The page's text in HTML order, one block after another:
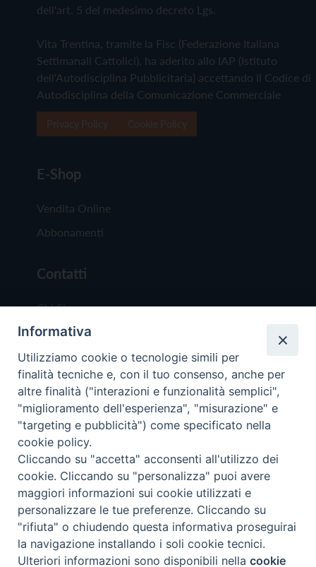
dell'art. 5 del medesimo decreto Lgs.
Vita Trentina, tramite la Fisc (Federazione Italiana
Settimanali Cattolici), ha aderito allo IAP (Istituto
dell'Autodisciplina Pubblicitaria) accettando il Codice di
Autodisciplina della Comunicazione Commerciale
E-Shop
Vendita Online
Abbonamenti
Contatti
Chi Siamo
Redazione
Scrivici
Copyright © 2019 - Tutti i diritti riservati - Vita
Trentina Editrice
Privacy Policy
Torna
Preferenze Cookie
Informativa
Utilizziamo cookie o tecnologie simili per
finalità tecniche e, con il tuo consenso, anche per
altre finalità ("interazioni e funzionalità semplici",
"miglioramento dell'esperienza", "misurazione" e
"targeting e pubblicità") come specificato nella
cookie policy.
Cliccando su "accetta" acconsenti all'utilizzo dei
cookie. Cliccando su "personalizza" puoi avere
maggiori informazioni sui cookie utilizzati e
personalizzare le tue preferenze. Cliccando su
"rifiuta" o chiudendo questa informativa proseguirai
la navigazione installando i soli cookie tecnici.
Ulteriori informazioni sono disponibili nellacookie